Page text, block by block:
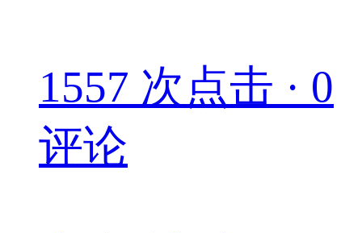
1557 次点击 · 0
评论